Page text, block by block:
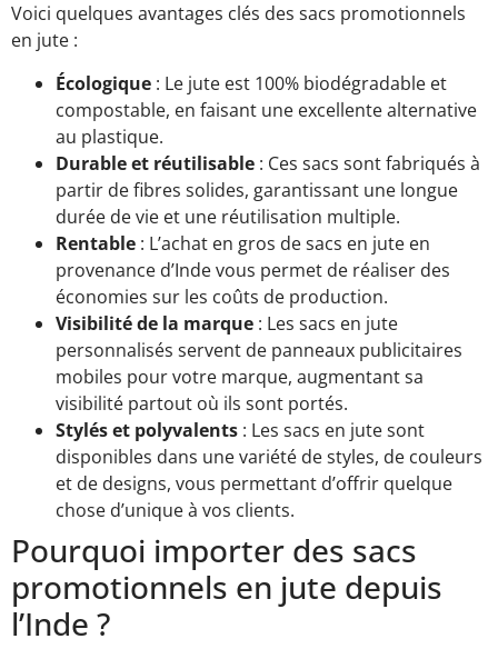
Voici quelques avantages clés des sacs promotionnels
en jute :
Écologique : Le jute est 100% biodégradable et
compostable, en faisant une excellente alternative
au plastique.
Durable et réutilisable : Ces sacs sont fabriqués à
partir de fibres solides, garantissant une longue
durée de vie et une réutilisation multiple.
Rentable : L’achat en gros de sacs en jute en
provenance d’Inde vous permet de réaliser des
économies sur les coûts de production.
Visibilité de la marque : Les sacs en jute
personnalisés servent de panneaux publicitaires
mobiles pour votre marque, augmentant sa
visibilité partout où ils sont portés.
Stylés et polyvalents : Les sacs en jute sont
disponibles dans une variété de styles, de couleurs
et de designs, vous permettant d’offrir quelque
chose d’unique à vos clients.
Pourquoi importer des sacs
promotionnels en jute depuis
l’Inde ?